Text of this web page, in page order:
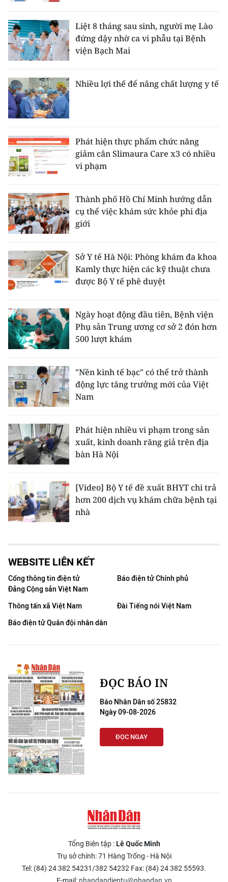
Liệt 8 tháng sau sinh, người mẹ Lào
đứng dậy nhờ ca vi phẫu tại Bệnh
viện Bạch Mai
Nhiều lợi thế để nâng chất lượng y tế
Phát hiện thực phẩm chức năng
giảm cân Slimaura Care x3 có nhiều
vi phạm
Thành phố Hồ Chí Minh hướng dẫn
cụ thể việc khám sức khỏe phi địa
giới
Sở Y tế Hà Nội: Phòng khám đa khoa
Kamly thực hiện các kỹ thuật chưa
được Bộ Y tế phê duyệt
Ngày hoạt động đầu tiên, Bệnh viện
Phụ sản Trung ương cơ sở 2 đón hơn
500 lượt khám
"Nền kinh tế bạc" có thể trở thành
động lực tăng trưởng mới của Việt
Nam
Phát hiện nhiều vi phạm trong sản
xuất, kinh doanh răng giả trên địa
bàn Hà Nội
[Video] Bộ Y tế đề xuất BHYT chi trả
hơn 200 dịch vụ khám chữa bệnh tại
nhà
WEBSITE LIÊN KẾT
Cổng thông tin điện tử
Đảng Cộng sản Việt Nam
Báo điện tử Chính phủ
Thông tấn xã Việt Nam
Đài Tiếng nói Việt Nam
Báo điện tử Quân đội nhân dân
ĐỌC BÁO IN
Báo Nhân Dân số 25832
Ngày 09-08-2026
ĐỌC NGAY
Tổng Biên tập :Lê Quốc Minh
Trụ sở chính: 71 Hàng Trống - Hà Nội
Tel: (84) 24 382 54231/382 54232 Fax: (84) 24 382 55593.